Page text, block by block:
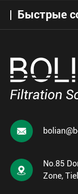
Быстрые


No.85
Zone,